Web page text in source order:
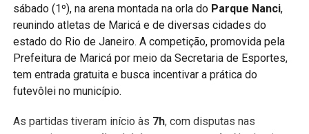
sábado (1º), na arena montada na orla do Parque Nanci,
reunindo atletas de Maricá e de diversas cidades do
estado do Rio de Janeiro. A competição, promovida pela
Prefeitura de Maricá por meio da Secretaria de Esportes,
tem entrada gratuita e busca incentivar a prática do
futevôlei no município.
As partidas tiveram início às 7h, com disputas nas